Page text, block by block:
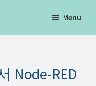
Menu
Node-RED